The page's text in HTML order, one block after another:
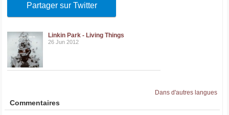
Partager sur Twitter
Linkin Park - Living Things
26 Jun 2012
Dans d'autres langues
Commentaires